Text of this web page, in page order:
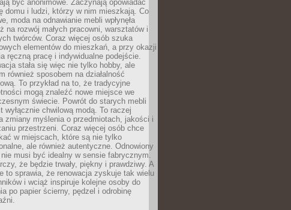
być anonimowe. Zaczynają opowiadać
domu i ludzi, którzy w nim mieszkają. Co
moda na odnawianie mebli wpłynęła
na rozwój małych pracowni, warsztatów i
twórców. Coraz więcej osób szuka
elementów do mieszkań, a przy okazji
ręczną pracę i indywidualne podejście.
stała się więc nie tylko hobby, ale
również sposobem na działalność
To przykład na to, że tradycyjne
mogą znaleźć nowe miejsce we
świecie. Powrót do starych mebli
wyłącznie chwilową modą. To raczej
zmiany myślenia o przedmiotach, jakości i
przestrzeni. Coraz więcej osób chce
w miejscach, które są nie tylko
ale również autentyczne. Odnowiony
nie musi być idealny w sensie fabrycznym.
że będzie trwały, piękny i prawdziwy. A
to sprawia, że renowacja zyskuje tak wielu
i wciąż inspiruje kolejne osoby do
po papier ścierny, pędzel i odrobinę